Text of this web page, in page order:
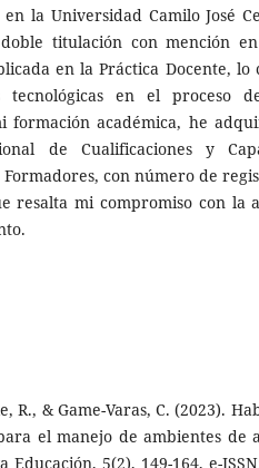
la Universidad Camilo José
titulación con mención
en la Práctica Docente,
tecnológicas en el proceso
formación académica, he
de Cualificaciones y
con número de
resalta mi compromiso con la
R., & Game-Varas, C. (2023).
el manejo de ambientes de
Educación, 5(2), 149-164, e-